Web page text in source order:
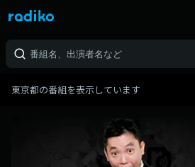
東京都の番組を表示しています